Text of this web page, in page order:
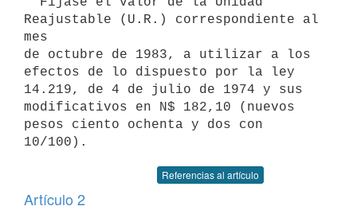
Reajustable (U.R.) correspondiente al
mes
de octubre de 1983, a utilizar a los
efectos de lo dispuesto por la ley
14.219, de 4 de julio de 1974 y sus
modificativos en N$ 182,10 (nuevos
pesos ciento ochenta y dos con
Referencias al artículo
Artículo 2